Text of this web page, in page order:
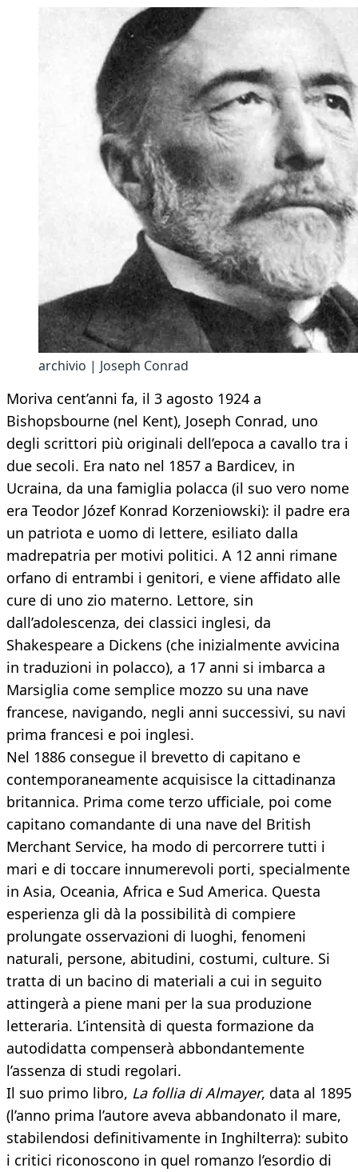
archivio | Joseph Conrad
Moriva cent’anni fa, il 3 agosto 1924 a
Bishopsbourne (nel Kent), Joseph Conrad, uno
degli scrittori più originali dell’epoca a cavallo tra i
due secoli. Era nato nel 1857 a Bardicev, in
Ucraina, da una famiglia polacca (il suo vero nome
era Teodor Józef Konrad Korzeniowski): il padre era
un patriota e uomo di lettere, esiliato dalla
madrepatria per motivi politici. A 12 anni rimane
orfano di entrambi i genitori, e viene affidato alle
cure di uno zio materno. Lettore, sin
dall’adolescenza, dei classici inglesi, da
Shakespeare a Dickens (che inizialmente avvicina
in traduzioni in polacco), a 17 anni si imbarca a
Marsiglia come semplice mozzo su una nave
francese, navigando, negli anni successivi, su navi
prima francesi e poi inglesi.
Nel 1886 consegue il brevetto di capitano e
contemporaneamente acquisisce la cittadinanza
britannica. Prima come terzo ufficiale, poi come
capitano comandante di una nave del British
Merchant Service, ha modo di percorrere tutti i
mari e di toccare innumerevoli porti, specialmente
in Asia, Oceania, Africa e Sud America. Questa
esperienza gli dà la possibilità di compiere
prolungate osservazioni di luoghi, fenomeni
naturali, persone, abitudini, costumi, culture. Si
tratta di un bacino di materiali a cui in seguito
attingerà a piene mani per la sua produzione
letteraria. L’intensità di questa formazione da
autodidatta compenserà abbondantemente
l’assenza di studi regolari.
Il suo primo libro, La follia di Almayer, data al 1895
(l’anno prima l’autore aveva abbandonato il mare,
stabilendosi definitivamente in Inghilterra): subito
i critici riconoscono in quel romanzo l’esordio di